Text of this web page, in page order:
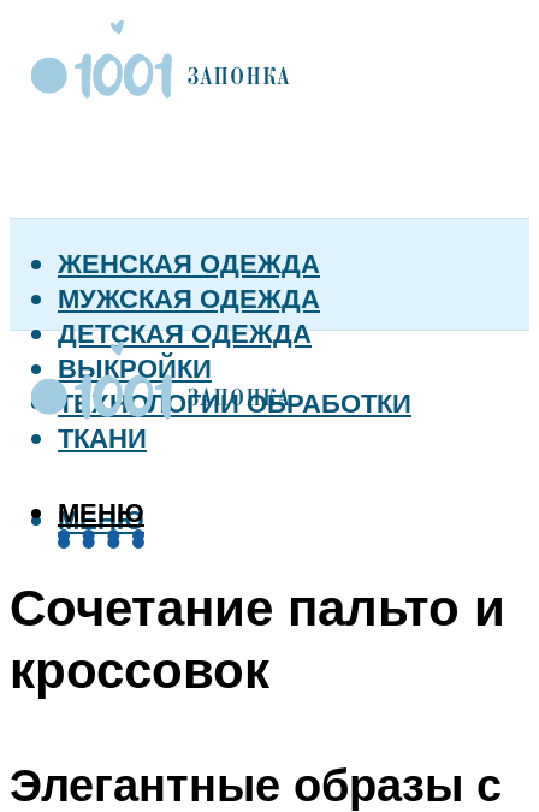
ЖЕНСКАЯ ОДЕЖДА
МУЖСКАЯ ОДЕЖДА
ДЕТСКАЯ ОДЕЖДА
ВЫКРОЙКИ
ТЕХНОЛОГИИ ОБРАБОТКИ
ТКАНИ
МЕНЮ
МЕНЮ
Сочетание пальто и
кроссовок
Элегантные образы с